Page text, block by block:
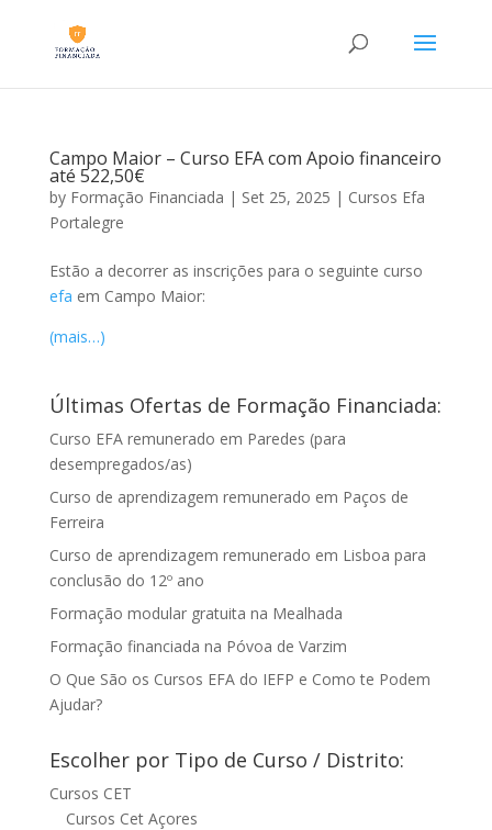
Campo Maior – Curso EFA com Apoio financeiro
até 522,50€
by Formação Financiada | Set 25, 2025 | Cursos Efa
Portalegre
Estão a decorrer as inscrições para o seguinte curso
efa em Campo Maior:
(mais…)
Últimas Ofertas de Formação Financiada:
Curso EFA remunerado em Paredes (para
desempregados/as)
Curso de aprendizagem remunerado em Paços de
Ferreira
Curso de aprendizagem remunerado em Lisboa para
conclusão do 12º ano
Formação modular gratuita na Mealhada
Formação financiada na Póvoa de Varzim
O Que São os Cursos EFA do IEFP e Como te Podem
Ajudar?
Escolher por Tipo de Curso / Distrito:
Cursos CET
Cursos Cet Açores